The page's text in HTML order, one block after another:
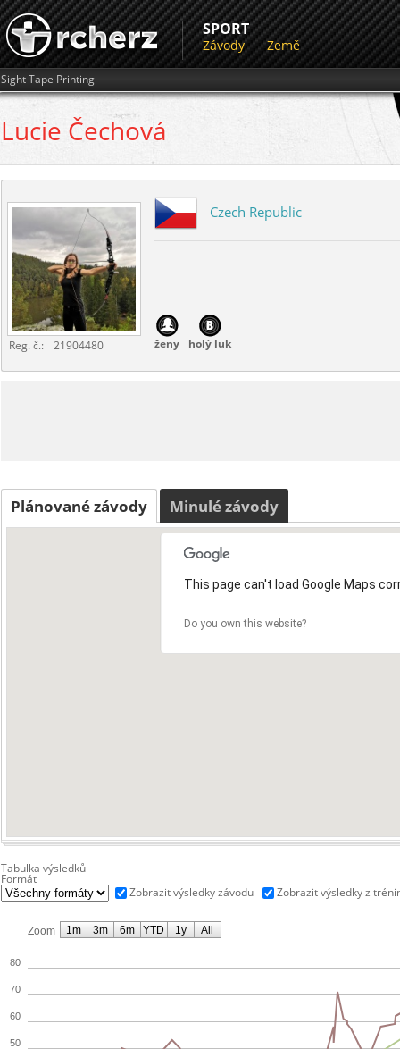
SPORT
Závody Země
Sight Tape Printing
Lucie Čechová
Reg. č.: 21904480
Czech Republic
ženy holý luk
Plánované závody Minulé závody
This page can't load Google Maps
Do you own this website?
Tabulka výsledků
Formát
Zobrazit výsledky závodu
Zobrazit výsledky z
Zoom
50
60
70
80
1m 3m 6m YTD 1y All